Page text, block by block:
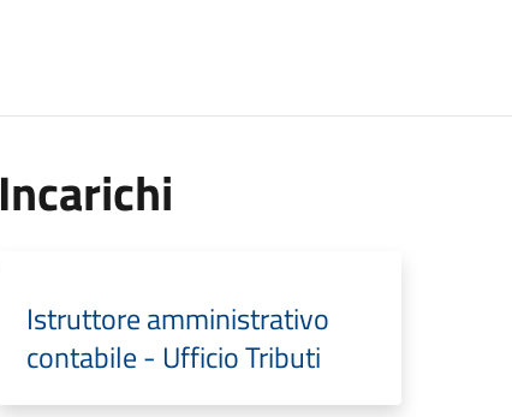
Incarichi
Istruttore amministrativo
contabile - Ufficio Tributi